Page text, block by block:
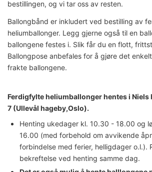
bestillingen, og vi tar oss av resten.
Ballongbånd er inkludert ved bestilling av
heliumballonger. Legg gjerne også til en
ballongene festes i. Slik får du en flott,
Ballongpose anbefales for å gjøre det
frakte ballongene.
Ferdigfylte heliumballonger hentes i Niels
7 (Ullevål hageby,Oslo).
Henting ukedager kl. 10.30 - 18.00 og
16.00 (med forbehold om avvikende
forbindelse med ferier, helligdager o.l.).
bekreftelse ved henting samme dag.